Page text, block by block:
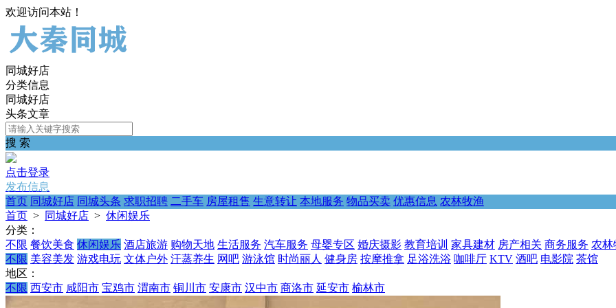
欢迎访问本站！
同城好店
分类信息
同城好店
头条文章
搜 索
点击登录
发布信息
首页 同城好店 同城头条 求职招聘 二手车 房屋租售 生意转让 本地服务 物品买卖 优惠信息 农林牧渔
首页 > 同城好店 > 休闲娱乐
分类：
不限 餐饮美食 休闲娱乐 酒店旅游 购物天地 生活服务 汽车服务 母婴专区 婚庆摄影 教育培训 家具建材 房产相关 商务服务 农林
不限 美容美发 游戏电玩 文体户外 汗蒸养生 网吧 游泳馆 时尚丽人 健身房 按摩推拿 足浴洗浴 咖啡厅 KTV 酒吧 电影院 茶馆
地区：
不限 西安市 咸阳市 宝鸡市 渭南市 铜川市 安康市 汉中市 商洛市 延安市 榆林市